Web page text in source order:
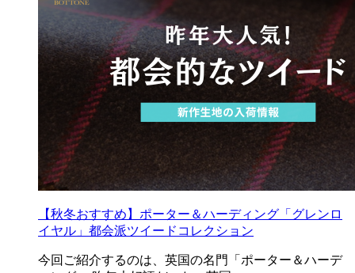
【秋冬おすすめ】ポーター＆ハーディング「グレンロ
イヤル」都会派ツイードコレクション
今回ご紹介するのは、英国の名門「ポーター＆ハーデ